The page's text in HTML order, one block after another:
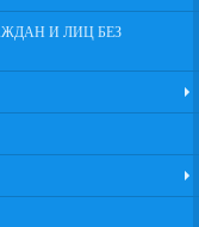
И ЛИЦ БЕЗ